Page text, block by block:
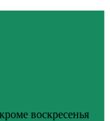
воскресенья